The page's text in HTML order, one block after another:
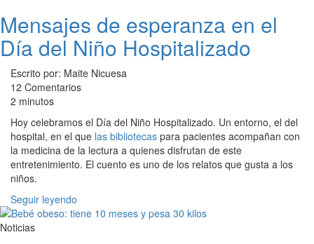
Mensajes de esperanza en el
Día del Niño Hospitalizado
Escrito por: Maite Nicuesa
12 Comentarios
2 minutos
Hoy celebramos el Día del Niño Hospitalizado. Un entorno, el del
hospital, en el que las bibliotecas para pacientes acompañan con
la medicina de la lectura a quienes disfrutan de este
entretenimiento. El cuento es uno de los relatos que gusta a los
niños.
Seguir leyendo
Noticias